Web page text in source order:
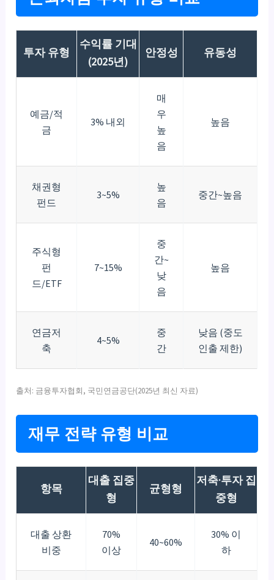
투자 유형
수익률 기대
(2025년)
안정성 유동성
예금/적
금
3% 내외
매
우
높
음
높음
채권형
펀드
3~5%
높
음
중간~높음
주식형
펀
드/ETF
7~15%
중
간~
낮
음
높음
연금저
축
4~5%
중
간
낮음 (중도
인출 제한)
출처: 금융투자협회, 국민연금공단(2025년 최신 자료)
재무 전략 유형 비교
항목
대출 집중
형
균형형
저축·투자 집
중형
대출 상환
비중
70%
이상
40~60%
30% 이
하